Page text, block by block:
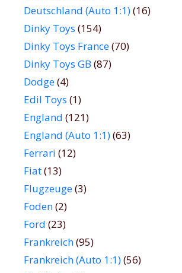
Deutschland (Auto 1:1)(16)
Dinky Toys (154)
Dinky Toys France(70)
Dinky Toys GB (87)
Dodge(4)
Edil Toys (1)
England (121)
England (Auto 1:1)(63)
Ferrari (12)
Fiat(13)
Flugzeuge(3)
Foden(2)
Ford (23)
Frankreich(95)
Frankreich (Auto 1:1)(56)